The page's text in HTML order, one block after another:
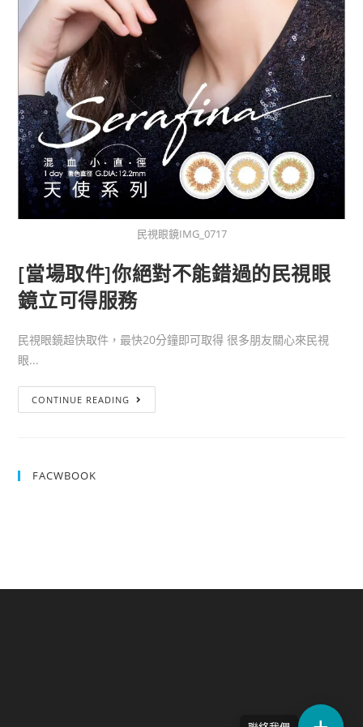
民視眼鏡IMG_0717
[當場取件]你絕對不能錯過的民視眼
鏡立可得服務
民視眼鏡超快取件，最快20分鐘即可取得 很多朋友關心來民視
眼...
CONTINUE READING
FACWBOOK